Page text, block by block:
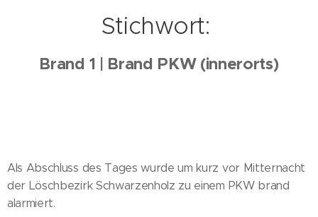
Stichwort:
Brand 1 | Brand PKW (innerorts)
Als Abschluss des Tages wurde um kurz vor Mitternacht
der Löschbezirk Schwarzenholz zu einem PKW brand
alarmiert.